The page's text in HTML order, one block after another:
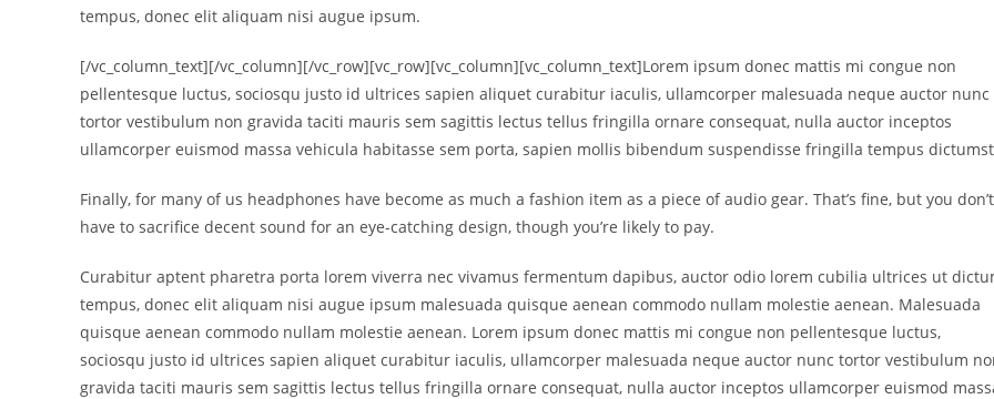
tempus, donec elit aliquam nisi augue ipsum.
[/vc_column_text][/vc_column][/vc_row][vc_row][vc_column][vc_column_text]Lorem ipsum donec mattis mi congue non
pellentesque luctus, sociosqu justo id ultrices sapien aliquet curabitur iaculis, ullamcorper malesuada neque auctor nunc
tortor vestibulum non gravida taciti mauris sem sagittis lectus tellus fringilla ornare consequat, nulla auctor inceptos
ullamcorper euismod massa vehicula habitasse sem porta, sapien mollis bibendum suspendisse fringilla tempus
Finally, for many of us headphones have become as much a fashion item as a piece of audio gear. That’s fine, but you don’t
have to sacrifice decent sound for an eye-catching design, though you’re likely to pay.
Curabitur aptent pharetra porta lorem viverra nec vivamus fermentum dapibus, auctor odio lorem cubilia ultrices ut
tempus, donec elit aliquam nisi augue ipsum malesuada quisque aenean commodo nullam molestie aenean. Malesuada
quisque aenean commodo nullam molestie aenean. Lorem ipsum donec mattis mi congue non pellentesque luctus,
sociosqu justo id ultrices sapien aliquet curabitur iaculis, ullamcorper malesuada neque auctor nunc tortor vestibulum
gravida taciti mauris sem sagittis lectus tellus fringilla ornare consequat, nulla auctor inceptos ullamcorper euismod